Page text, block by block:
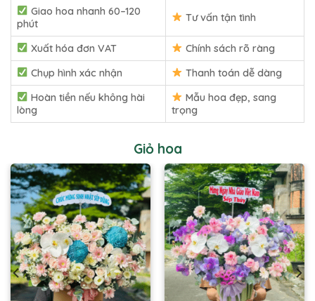
Giao hoa nhanh 60–120
phút
Tư vấn tận tình
Xuất hóa đơn VAT
Chính sách rõ ràng
Chụp hình xác nhận
Thanh toán dễ dàng
Hoàn tiền nếu không hài
lòng
Mẫu hoa đẹp, sang
trọng
Giỏ hoa